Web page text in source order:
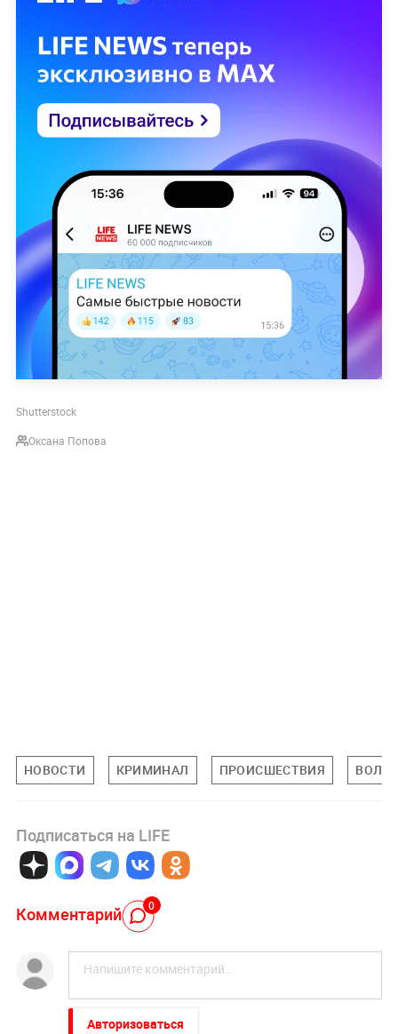
Shutterstock
Оксана Попова
НОВОСТИ КРИМИНАЛ ПРОИСШЕСТВИЯ
Подписаться на LIFE
Комментарий 0
Авторизоваться